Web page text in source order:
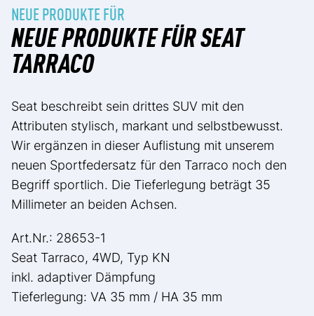
NEUE PRODUKTE FÜR
NEUE PRODUKTE FÜR SEAT
TARRACO
Seat beschreibt sein drittes SUV mit den
Attributen stylisch, markant und selbstbewusst.
Wir ergänzen in dieser Auflistung mit unserem
neuen Sportfedersatz für den Tarraco noch den
Begriff sportlich. Die Tieferlegung beträgt 35
Millimeter an beiden Achsen.
Art.Nr.: 28653-1
Seat Tarraco, 4WD, Typ KN
inkl. adaptiver Dämpfung
Tieferlegung: VA 35 mm / HA 35 mm